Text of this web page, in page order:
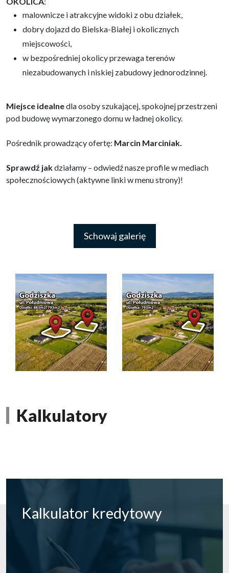
malownicze i atrakcyjne widoki z obu działek,
dobry dojazd do Bielska-Białej i okolicznych
miejscowości,
w bezpośredniej okolicy przewaga terenów
niezabudowanych i niskiej zabudowy jednorodzinnej.
Miejsce idealnedla osoby szukającej, spokojnej przestrzeni
pod budowę wymarzonego domu w ładnej okolicy.
Pośrednik prowadzący ofertę: Marcin Marciniak
Sprawdź jakdziałamy – odwiedź nasze profile w mediach
społecznościowych (aktywne linki w menu strony)!
Schowaj galerię
Kalkulatory
Kalkulator kredytowy